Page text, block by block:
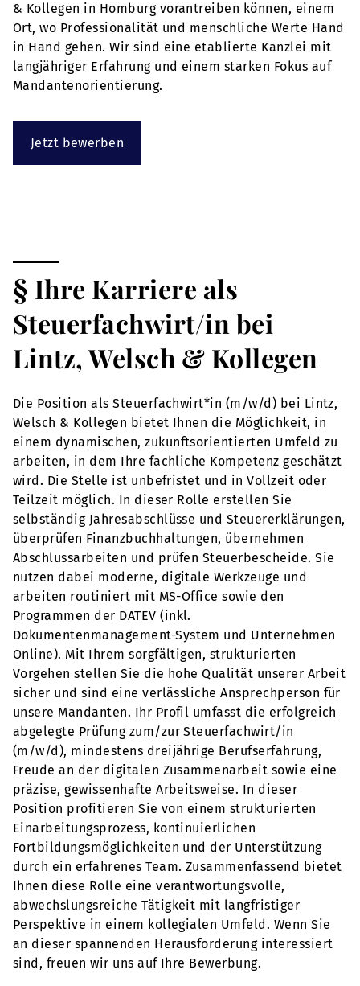
& Kollegen in Homburg vorantreiben können, einem
Ort, wo Professionalität und menschliche Werte Hand
in Hand gehen. Wir sind eine etablierte Kanzlei mit
langjähriger Erfahrung und einem starken Fokus auf
Mandantenorientierung.
Jetzt bewerben
§ Ihre Karriere als
Steuerfachwirt/in bei
Lintz, Welsch & Kollegen
Die Position als Steuerfachwirt*in (m/w/d) bei Lintz,
Welsch & Kollegen bietet Ihnen die Möglichkeit, in
einem dynamischen, zukunftsorientierten Umfeld zu
arbeiten, in dem Ihre fachliche Kompetenz geschätzt
wird. Die Stelle ist unbefristet und in Vollzeit oder
Teilzeit möglich. In dieser Rolle erstellen Sie
selbständig Jahresabschlüsse und Steuererklärungen,
überprüfen Finanzbuchhaltungen, übernehmen
Abschlussarbeiten und prüfen Steuerbescheide. Sie
nutzen dabei moderne, digitale Werkzeuge und
arbeiten routiniert mit MS-Office sowie den
Programmen der DATEV (inkl.
Dokumentenmanagement-System und Unternehmen
Online). Mit Ihrem sorgfältigen, strukturierten
Vorgehen stellen Sie die hohe Qualität unserer Arbeit
sicher und sind eine verlässliche Ansprechperson für
unsere Mandanten. Ihr Profil umfasst die erfolgreich
abgelegte Prüfung zum/zur Steuerfachwirt/in
(m/w/d), mindestens dreijährige Berufserfahrung,
Freude an der digitalen Zusammenarbeit sowie eine
präzise, gewissenhafte Arbeitsweise. In dieser
Position profitieren Sie von einem strukturierten
Einarbeitungsprozess, kontinuierlichen
Fortbildungsmöglichkeiten und der Unterstützung
durch ein erfahrenes Team. Zusammenfassend bietet
Ihnen diese Rolle eine verantwortungsvolle,
abwechslungsreiche Tätigkeit mit langfristiger
Perspektive in einem kollegialen Umfeld. Wenn Sie
an dieser spannenden Herausforderung interessiert
sind, freuen wir uns auf Ihre Bewerbung.